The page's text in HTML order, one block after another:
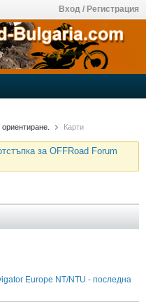
Вход / Регистрация
Карти
за OFFRoad Forum
Europe NT/NTU - последна